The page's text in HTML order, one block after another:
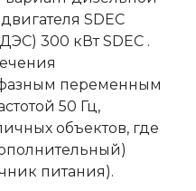
SDEC
300 кВт SDEC .
переменным
50 Гц,
объектов, где
питания).